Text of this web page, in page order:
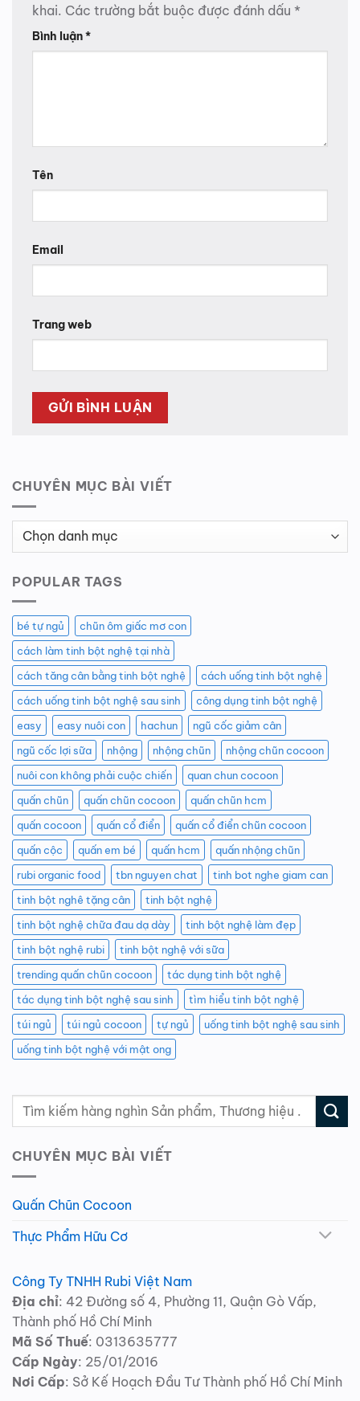
khai. Các trường bắt buộc được đánh dấu *
Bình luận*
Tên
Email
Trang web
CHUYÊN MỤC BÀI VIẾT
Chuyên
Viết
POPULAR TAGS
bé tự ngủ
chũn ôm giấc mơ con
cách làm tinh bột nghệ tại nhà
cách tăng cân bằng tinh bột nghệ
cách uống tinh bột nghệ
cách uống tinh bột nghệ sau sinh
công dụng tinh bột nghệ
easy
easy nuôi con hachun
ngũ cốc giảm cân
ngũ cốc lợi sữa
nhộng nhộng chũn
nhộng chũn cocoon
nuôi con không phải cuộc chiến
quan chun cocoon
quấn chũn
quấn chũn cocoon
quấn chũn hcm
quấn cocoon
quấn cổ điển
quấn cổ điển chũn cocoon
quấn cộc
quấn em bé quấn hcm
quấn nhộng chũn
rubi organic food
tbn nguyen chat
tinh bot nghe giam can
tinh bột nghê tặng cân
tinh bột nghệ
tinh bột nghệ chữa đau dạ dày
tinh bột nghệ làm đẹp
tinh bột nghệ rubi
tinh bột nghệ với sữa
trending quấn chũn cocoon
tác dụng tinh bột nghệ
tác dụng tinh bột nghệ sau sinh
tìm hiểu tinh bột nghệ
túi ngủ
túi ngủ cocoon tự ngủ
uống tinh bột nghệ sau sinh
uống tinh bột nghệ với mật ong
CHUYÊN MỤC BÀI VIẾT
Quấn Chũn Cocoon
Thực Phẩm Hữu Cơ
Công Ty TNHH Rubi Việt Nam
Địa chỉ: 42 Đường số 4, Phường 11, Quận Gò Vấp,
Thành phố Hồ Chí Minh
Mã Số Thuế: 0313635777
Cấp Ngày: 25/01/2016
Nơi Cấp: Sở Kế Hoạch Đầu Tư Thành phố Hồ Chí Minh